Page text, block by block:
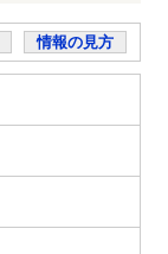
情報の見方